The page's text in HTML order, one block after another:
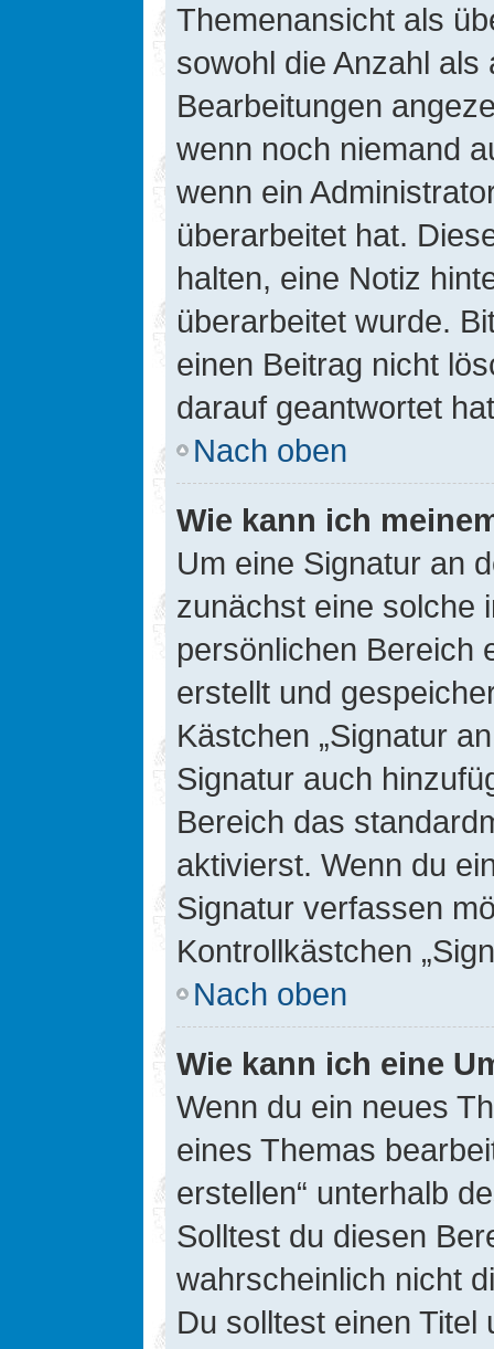
Themenansicht als
sowohl die Anzahl
Bearbeitungen
wenn noch niemand
wenn ein
überarbeitet hat.
halten, eine Notiz
überarbeitet wurde.
einen Beitrag nicht
darauf geantwortet
Nach oben
Wie kann ich
Um eine Signatur an
zunächst eine solche
persönlichen Bereich
erstellt und
Kästchen „Signatur
Signatur auch
Bereich das
aktivierst. Wenn du
Signatur verfassen
Kontrollkästchen
Nach oben
Wie kann ich eine
Wenn du ein neues
eines Themas
erstellen“ unterhalb
Solltest du diesen
wahrscheinlich nicht
Du solltest einen